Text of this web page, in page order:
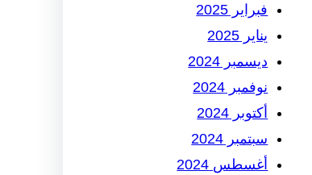
فبراير 2025
يناير 2025
ديسمبر 2024
نوفمبر 2024
أكتوبر 2024
سبتمبر 2024
أغسطس 2024